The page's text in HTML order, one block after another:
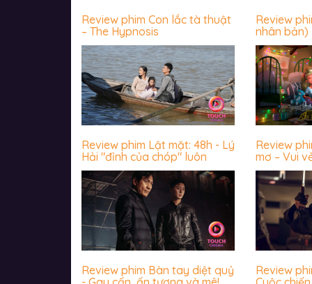
Review phim Con lắc tà thuật
– The Hypnosis
Review
nhân bản)
luôn sợ
Review phim Lật mặt: 48h - Lý
Hải "đỉnh của chóp" luôn
Review
mơ – Vui
Review phim Bàn tay diệt quỷ
Review